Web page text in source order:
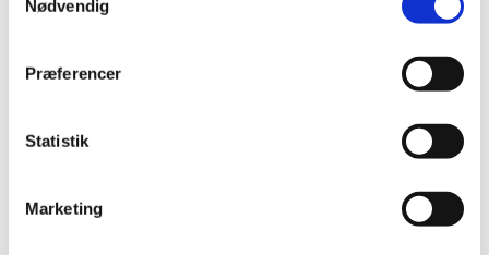
Nødvendig
Præferencer
Statistik
Marketing
vandtæt polyester.
Størrelsen er opgivet efter hundens ryglængde samt
Størrelse
XS